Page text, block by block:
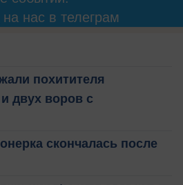
нас в телеграм
похитителя
двух воров с
скончалась после